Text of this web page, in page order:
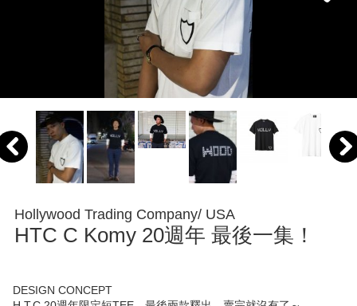
Hollywood Trading Company/ USA
HTC C Komy 20週年 最後一集！
DESIGN CONCEPT